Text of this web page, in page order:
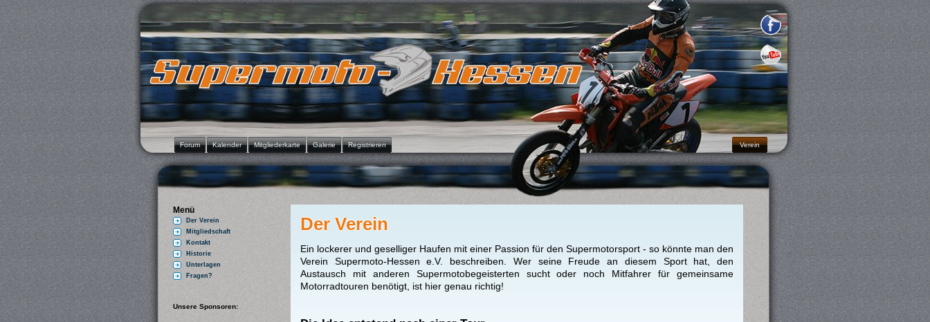
Forum Kalender Mitgliederkarte Galerie Registrieren Verein
Menü
Der Verein
Mitgliedschaft
Kontakt
Historie
Unterlagen
Fragen?
Unsere Sponsoren:
Der Verein
Ein lockerer und geselliger Haufen mit einer Passion für den Supermotorsport - so könnte man den
Verein Supermoto-Hessen e.V. beschreiben. Wer seine Freude an diesem Sport hat, den
Austausch mit anderen Supermotobegeisterten sucht oder noch Mitfahrer für gemeinsame
Motorradtouren benötigt, ist hier genau richtig!